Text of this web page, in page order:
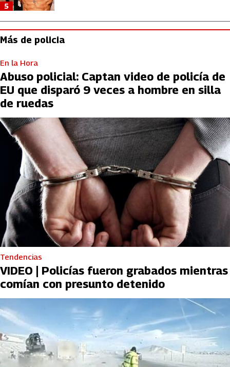
5
Más de policia
En la Hora
Abuso policial: Captan video de policía de
EU que disparó 9 veces a hombre en silla
de ruedas
Tendencias
VIDEO | Policías fueron grabados mientras
comían con presunto detenido